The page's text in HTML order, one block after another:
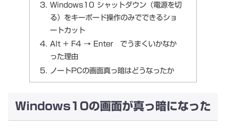
Windows10 シャットダウン（電源を切
る）をキーボード操作のみでできるショ
ートカット
Alt + F4 → Enter でうまくいかなか
った理由
ノートPCの画面真っ暗はどうなったか
Windows10の画面が真っ暗になった